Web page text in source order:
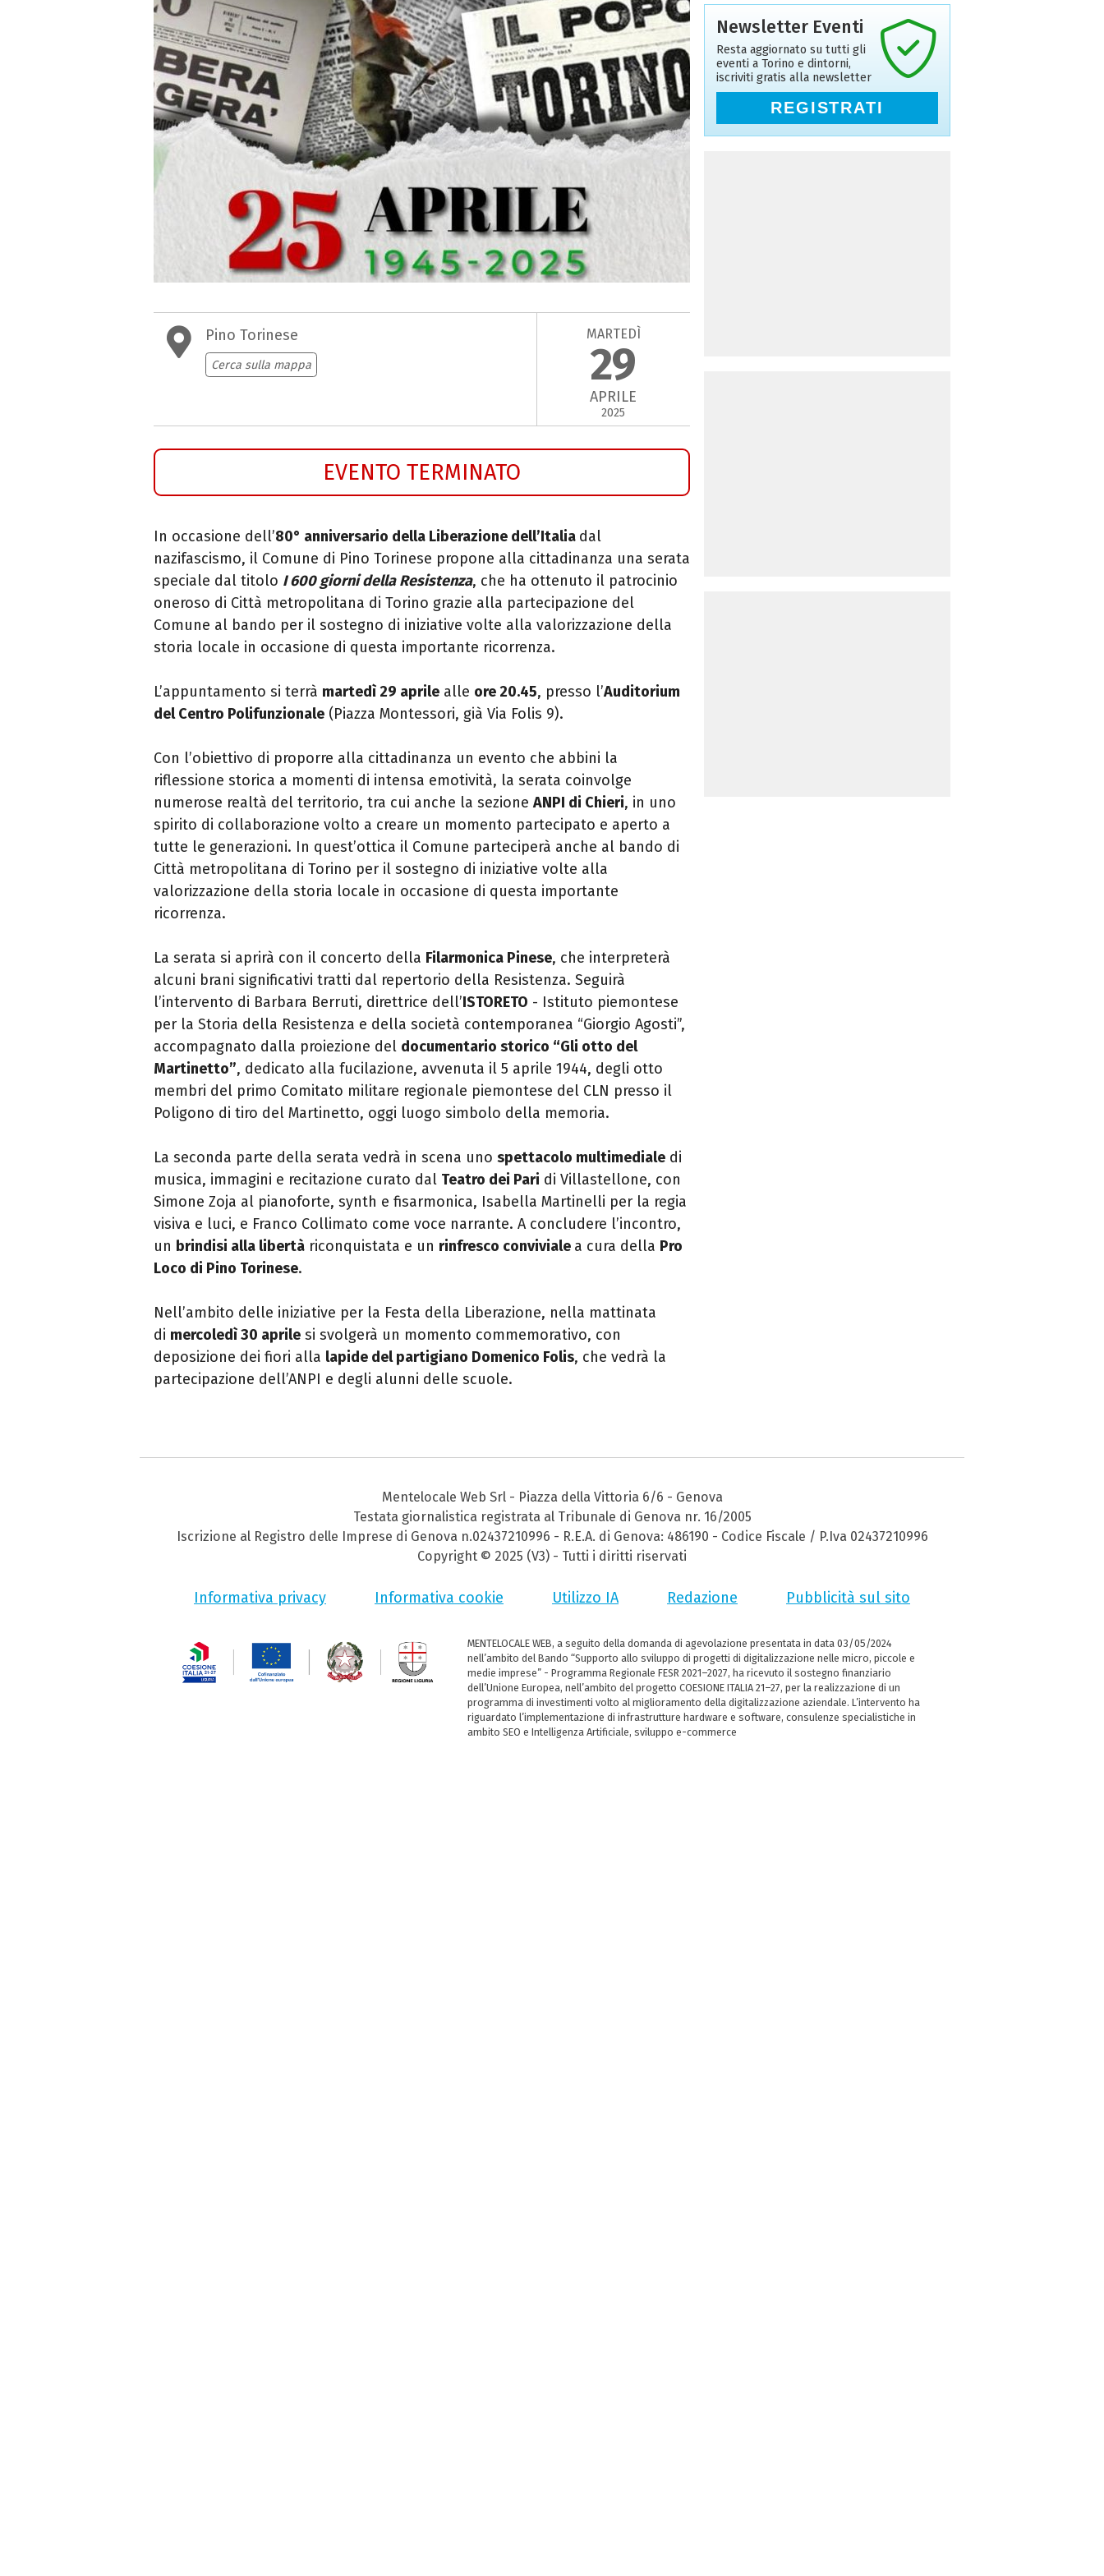
Pino Torinese
Cerca sulla mappa
MARTEDÌ
29
APRILE
2025
EVENTO TERMINATO
In occasione dell’80° anniversario della Liberazione dell’Italia dal
nazifascismo, il Comune di Pino Torinese propone alla cittadinanza una serata
speciale dal titolo I 600 giorni della Resistenza, che ha ottenuto il patrocinio
oneroso di Città metropolitana di Torino grazie alla partecipazione del
Comune al bando per il sostegno di iniziative volte alla valorizzazione della
storia locale in occasione di questa importante ricorrenza.
L’appuntamento si terrà martedì 29 aprile alle ore 20.45, presso l’Auditorium
del Centro Polifunzionale (Piazza Montessori, già Via Folis 9).
Con l’obiettivo di proporre alla cittadinanza un evento che abbini la
riflessione storica a momenti di intensa emotività, la serata coinvolge
numerose realtà del territorio, tra cui anche la sezione ANPI di Chieri, in uno
spirito di collaborazione volto a creare un momento partecipato e aperto a
tutte le generazioni. In quest’ottica il Comune parteciperà anche al bando di
Città metropolitana di Torino per il sostegno di iniziative volte alla
valorizzazione della storia locale in occasione di questa importante
ricorrenza.
La serata si aprirà con il concerto della Filarmonica Pinese, che interpreterà
alcuni brani significativi tratti dal repertorio della Resistenza. Seguirà
l’intervento di Barbara Berruti, direttrice dell’ISTORETO - Istituto piemontese
per la Storia della Resistenza e della società contemporanea “Giorgio Agosti”,
accompagnato dalla proiezione del documentario storico “Gli otto del
Martinetto”, dedicato alla fucilazione, avvenuta il 5 aprile 1944, degli otto
membri del primo Comitato militare regionale piemontese del CLN presso il
Poligono di tiro del Martinetto, oggi luogo simbolo della memoria.
La seconda parte della serata vedrà in scena uno spettacolo multimediale di
musica, immagini e recitazione curato dal Teatro dei Pari di Villastellone, con
Simone Zoja al pianoforte, synth e fisarmonica, Isabella Martinelli per la regia
visiva e luci, e Franco Collimato come voce narrante. A concludere l’incontro,
un brindisi alla libertà riconquistata e un rinfresco conviviale a cura della Pro
Loco di Pino Torinese.
Nell’ambito delle iniziative per la Festa della Liberazione, nella mattinata
di mercoledì 30 aprile si svolgerà un momento commemorativo, con
deposizione dei fiori alla lapide del partigiano Domenico Folis, che vedrà la
partecipazione dell’ANPI e degli alunni delle scuole.
Newsletter Eventi
Resta aggiornato su tutti gli
eventi a Torino e dintorni,
iscriviti gratis alla newsletter
REGISTRATI
Mentelocale Web Srl - Piazza della Vittoria 6/6 - Genova
Testata giornalistica registrata al Tribunale di Genova nr. 16/2005
Iscrizione al Registro delle Imprese di Genova n.02437210996 - R.E.A. di Genova: 486190 - Codice Fiscale / P.Iva 02437210996
Copyright © 2025 (V3) - Tutti i diritti riservati
Informativa privacy Informativa cookie Utilizzo IA Redazione Pubblicità sul sito
MENTELOCALE WEB, a seguito della domanda di agevolazione presentata in data 03/05/2024
nell’ambito del Bando “Supporto allo sviluppo di progetti di digitalizzazione nelle micro, piccole e
medie imprese” - Programma Regionale FESR 2021–2027, ha ricevuto il sostegno finanziario
dell’Unione Europea, nell’ambito del progetto COESIONE ITALIA 21–27, per la realizzazione di un
programma di investimenti volto al miglioramento della digitalizzazione aziendale. L’intervento ha
riguardato l’implementazione di infrastrutture hardware e software, consulenze specialistiche in
ambito SEO e Intelligenza Artificiale, sviluppo e-commerce